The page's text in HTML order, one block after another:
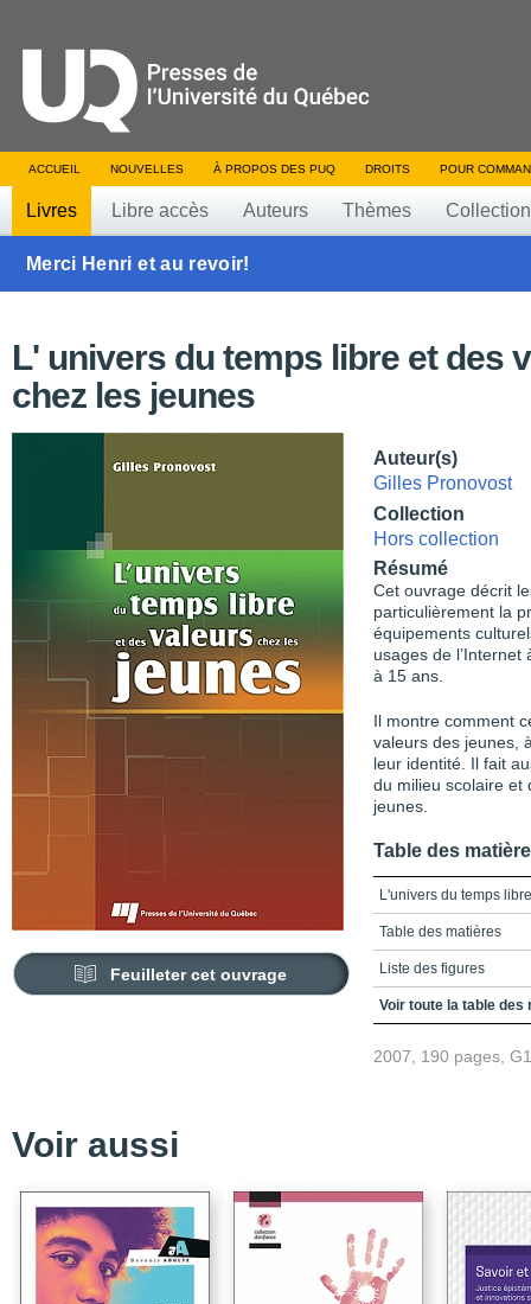
ACCUEIL NOUVELLES À PROPOS DES PUQ DROITS POUR
Livres Libre accès Auteurs Thèmes
Merci Henri et au revoir!
L' univers du temps libre et des
chez les jeunes
Feuilleter cet ouvrage
Auteur(s)
Gilles Pronovost
Collection
Hors collection
Résumé
Cet ouvrage décrit
particulièrement la
équipements
usages de
à 15 ans.
Il montre comment
valeurs des jeunes,
leur identité. Il fait
du milieu scolaire et
jeunes.
Table des
L'univers du temps
Table des matières
Liste des figures
Liste des tableaux
Chapitre 3 - La
Chapitre 4 - Les
Chapitre 5 - L'univers
Voir toute la table des
2007, 190 pages,
Voir aussi